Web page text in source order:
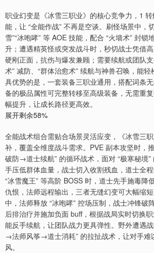
职业幻变是《冰雪三职业》的核心竞争力，1
能，让 “全能作战” 不再是空谈。刷怪场景中，
雪”“冰咆哮” 等 AOE 技能，配合 “火墙术” 封
升；遭遇精英怪或突发战斗时，秒切战士凭借
硬刚正面，抗伤与爆发兼顾；需要续航或团队
术” 减防、“群体治愈术” 续航与神兽召唤，能
具优势的是，一套装备三职业通用，搭配词条
备的极品属性可完整转移至高级装备，无需重
幅提升，让成长路径更高效。
展开剩余58%
全能战术组合需贴合场景灵活应变，《冰雪三
补，覆盖全维度战斗需求。PVE 副本攻坚时，
破防→道士续航” 的循环战术，面对 “极寒秘境
手压低群体血量，战士切入收割残血，道士全
“冰雪魔王” 等高阶 BOSS 时，道士先手施毒降
仇恨，法师远程输出，三者无缝幻变可大幅缩
中，法师释放 “冰咆哮” 控场压制，战士冲锋破
后排治疗并施加负面 buff，根据战局实时切换
能反手续航，让团队战力更具弹性。野外遭遇
→法师风筝→道士消耗” 的拉扯战术，让对手难
风。